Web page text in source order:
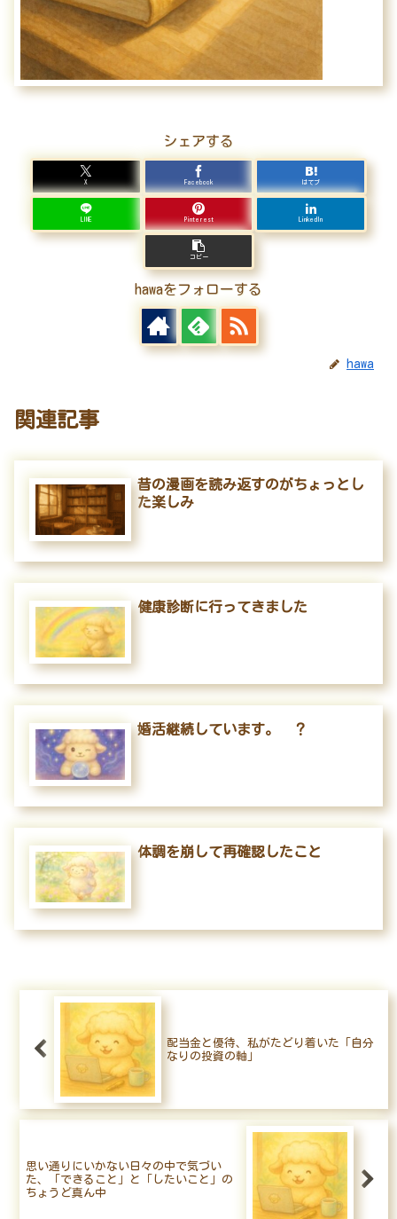
シェアする
X Facebook はてブ
LINE Pinterest LinkedIn
コピー
hawaをフォローする
hawa
関連記事
昔の漫画を読み返すのがちょっとし
た楽しみ
健康診断に行ってきました
婚活継続しています。 ？
体調を崩して再確認したこと
配当金と優待、私がたどり着いた「自分
なりの投資の軸」
思い通りにいかない日々の中で気づい
た、「できること」と「したいこと」の
ちょうど真ん中